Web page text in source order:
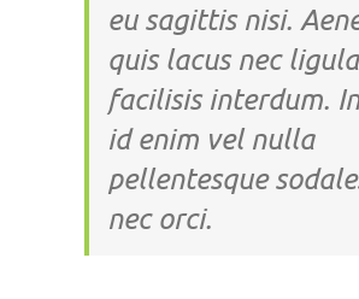
eu sagittis nisi.
quis lacus nec ligula
facilisis interdum.
id enim vel nulla
pellentesque
nec orci.